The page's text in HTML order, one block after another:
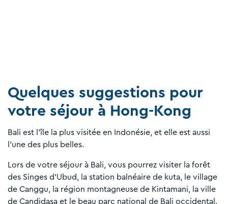
Quelques suggestions pour
votre séjour à Hong-Kong
Bali est l'île la plus visitée en Indonésie, et elle est aussi
l’une des plus belles.
Lors de votre séjour à Bali, vous pourrez visiter la forêt
des Singes d’Ubud, la station balnéaire de kuta, le village
de Canggu, la région montagneuse de Kintamani, la ville
de Candidasa et le beau parc national de Bali occidental.